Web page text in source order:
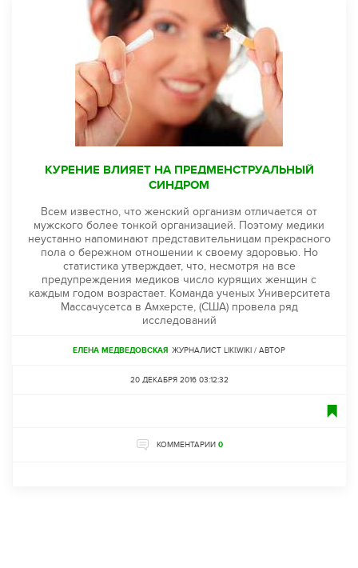
КУРЕНИЕ ВЛИЯЕТ НА ПРЕДМЕНСТРУАЛЬНЫЙ
СИНДРОМ
Всем известно, что женский организм отличается от
мужского более тонкой организацией. Поэтому медики
неустанно напоминают представительницам прекрасного
пола о бережном отношении к своему здоровью. Но
статистика утверждает, что, несмотря на все
предупреждения медиков число курящих женщин с
каждым годом возрастает. Команда ученых Университета
Массачусетса в Амхерсте, (США) провела ряд
исследований
ЕЛЕНА МЕДВЕДОВСКАЯ ЖУРНАЛИСТ LIKI.WIKI / АВТОР
20 ДЕКАБРЯ 2016 03:12:32
КОММЕНТАРИИ 0